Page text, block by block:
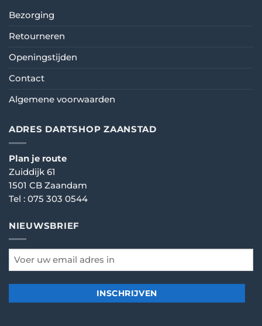
Bezorging
Retourneren
Openingstijden
Contact
Algemene voorwaarden
ADRES DARTSHOP ZAANSTAD
Plan je route
Zuiddijk 61
1501 CB Zaandam
Tel : 075 303 0544
NIEUWSBRIEF
email
*